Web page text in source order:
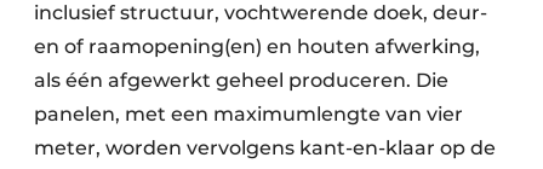
inclusief structuur, vochtwerende doek, deur-
en of raamopening(en) en houten afwerking,
als één afgewerkt geheel produceren. Die
panelen, met een maximumlengte van vier
meter, worden vervolgens kant-en-klaar op de